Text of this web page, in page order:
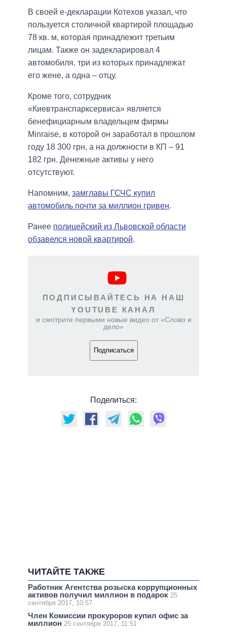
В своей е-декларации Котехов указал, что
пользуется столичной квартирой площадью
78 кв. м, которая принадлежит третьим
лицам. Также он задекларировал 4
автомобиля, три из которых принадлежат
его жене, а одна – отцу.
Кроме того, сотрудник
«Киевтранспарксервиса» является
бенефициарным владельцем фирмы
Minraise, в которой он заработал в прошлом
году 18 300 грн, а на должности в КП – 91
182 грн. Денежные активы у него
отсутствуют.
Напомним, замглавы ГСЧС купил
автомобиль почти за миллион гривен.
Ранее полицейский из Львовской области
обзавелся новой квартирой.
ПОДПИСЫВАЙТЕСЬ НА НАШ
YOUTUBE КАНАЛ
и смотрите первыми новые видео от «Слово и
дело»
Подписаться
Поделиться:
ЧИТАЙТЕ ТАКЖЕ
Работник Агентства розыска коррупционных
активов получил миллион в подарок 25
сентября 2017, 10:57
Член Комиссии прокуроров купил офис за
миллион 25 сентября 2017, 11:51